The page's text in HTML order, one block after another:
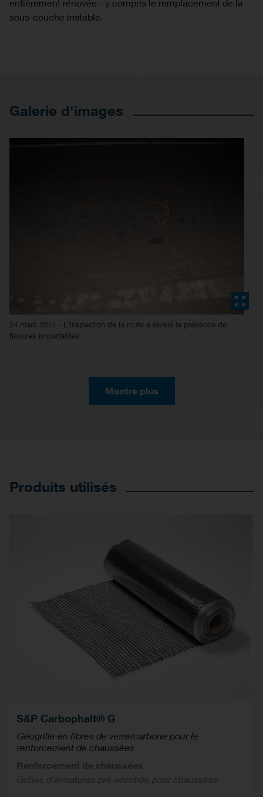
entièrement rénovée - y compris le remplacement de la
sous-couche instable.
Galerie d'images
24 mars 2011 - L'inspection de la route a révélé la présence de
fissures importantes.
Montre plus
Produits utilisés
S&P Carbophalt® G
Géogrille en fibres de verre/carbone pour le
renforcement de chaussées
Renforcement de chaussées
Grilles d'armatures pré-enrobée pour chaussées